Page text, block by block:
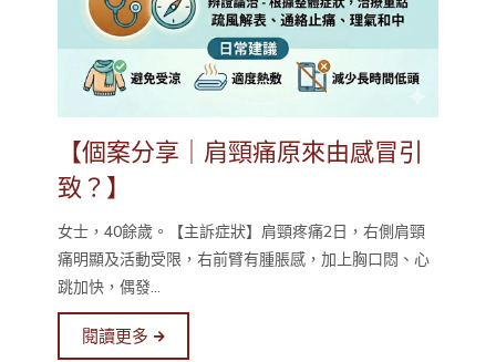
【個案分享｜肩頸痛原來由感冒引
致？】
女士，40餘歲。【主訴症狀】肩頸疼痛2日，右側肩頸
痛明顯及活動受限，右前臂有腫脹感，加上胸口悶、心
跳加快，偶發...
閱讀更多